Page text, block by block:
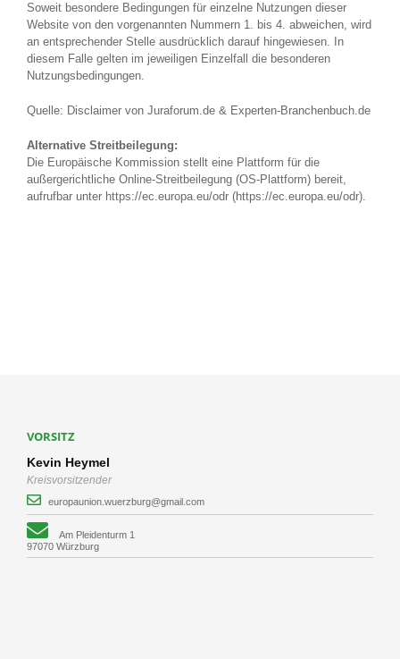
Soweit besondere Bedingungen für einzelne Nutzungen dieser
Website von den vorgenannten Nummern 1. bis 4. abweichen, wird
an entsprechender Stelle ausdrücklich darauf hingewiesen. In
diesem Falle gelten im jeweiligen Einzelfall die besonderen
Nutzungsbedingungen.
Quelle: Disclaimer von Juraforum.de & Experten-Branchenbuch.de
Alternative Streitbeilegung:
Die Europäische Kommission stellt eine Plattform für die
außergerichtliche Online-Streitbeilegung (OS-Plattform) bereit,
aufrufbar unter https://ec.europa.eu/odr (https://ec.europa.eu/odr).
VORSITZ
Kevin Heymel
Kreisvorsitzender
europaunion.wuerzburg@gmail.com
Am Pleidenturm 1
97070 Würzburg